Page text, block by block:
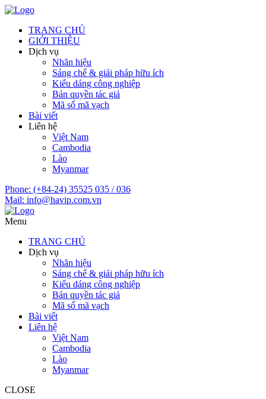
TRANG CHỦ
GIỚI THIỆU
Dịch vụ
Nhãn hiệu
Sáng chế & giải pháp hữu ích
Kiểu dáng công nghiệp
Bản quyền tác giả
Mã số mã vạch
Bài viết
Liên hệ
Việt Nam
Cambodia
Lào
Myanmar
Phone: (+84-24) 35525 035 / 036
Mail: info@havip.com.vn
Menu
TRANG CHỦ
Dịch vụ
Nhãn hiệu
Sáng chế & giải pháp hữu ích
Kiểu dáng công nghiệp
Bản quyền tác giả
Mã số mã vạch
Bài viết
Liên hệ
Việt Nam
Cambodia
Lào
Myanmar
CLOSE